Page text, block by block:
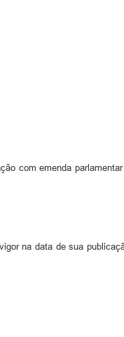
com emenda
na data de sua